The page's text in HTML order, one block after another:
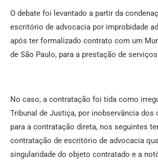
O debate foi levantado a partir da
escritório de advocacia por improbidade
após ter formalizado contrato com um
de São Paulo, para a prestação de
No caso, a contratação foi tida como
Tribunal de Justiça, por inobservância dos
para a contratação direta, nos seguintes
contratação de escritório de advocacia
singularidade do objeto contratado e a